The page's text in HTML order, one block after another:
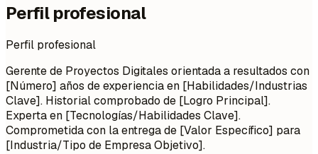
Perfil profesional
Perfil profesional
Gerente de Proyectos Digitales orientada a resultados con
[Número] años de experiencia en [Habilidades/Industrias
Clave]. Historial comprobado de [Logro Principal].
Experta en [Tecnologías/Habilidades Clave].
Comprometida con la entrega de [Valor Específico] para
[Industria/Tipo de Empresa Objetivo].